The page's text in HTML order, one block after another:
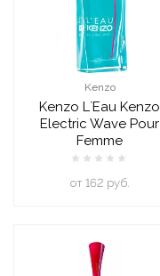
Kenzo
Kenzo L`Eau Kenzo
Electric Wave Pour
Femme
oт 162 руб.